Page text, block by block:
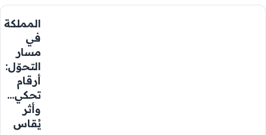
المملكة
في
مسار
التحوّل:
أرقام
تحكي…
وأثر
يُقاس